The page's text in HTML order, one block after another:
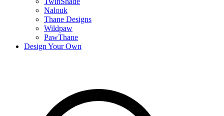
Nalouk
Thane Designs
Wildpaw
PawThane
Design Your Own